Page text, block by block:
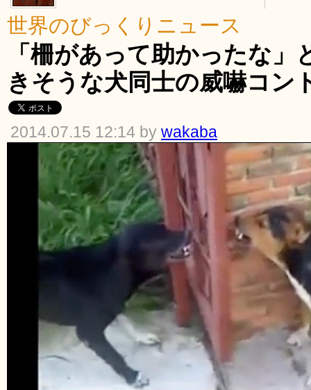
世界のびっくりニュース
「柵があって助かったな
きそうな犬同士の威嚇コン
2014.07.15 12:14 by wakaba